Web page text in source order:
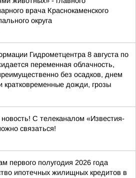
врача Краснокаменского
округа
Гидрометцентра 8 августа по
переменная облачность,
без осадков, днем
кратковременные дожди, грозы
С телеканалом «Известия-
связаться!
первого полугодия 2026 года
ипотечных жилищных кредитов в